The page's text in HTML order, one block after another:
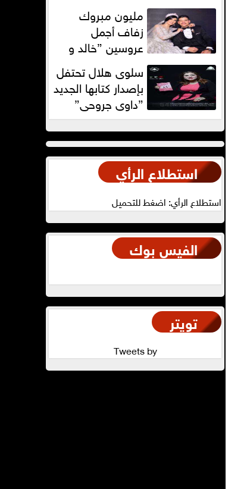
مليون مبروك
زفاف أجمل
عروسين ”خالد و
سلوى هلال تحتفل
بإصدار كتابها الجديد
”داوي جروحي”
استطلاع الرأي
استطلاع الرأي: اضغط للتحميل
الفيس بوك
تويتر
Tweets by